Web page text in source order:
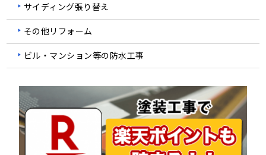
サイディング張り替え
その他リフォーム
ビル・マンション等の防水工事